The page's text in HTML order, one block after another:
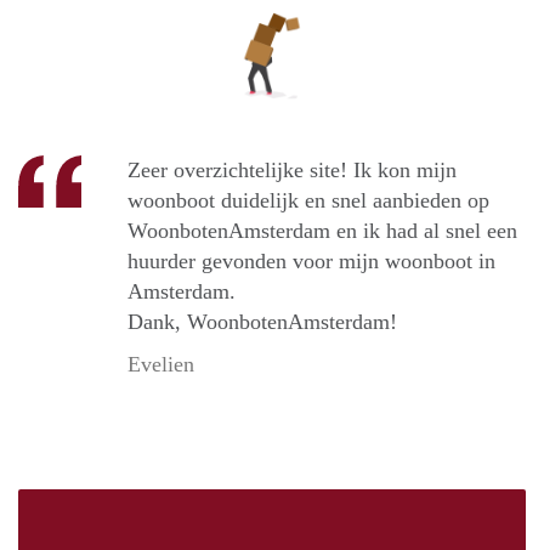
Zeer overzichtelijke site! Ik kon mijn
woonboot duidelijk en snel aanbieden op
WoonbotenAmsterdam en ik had al snel een
huurder gevonden voor mijn woonboot in
Amsterdam.
Dank, WoonbotenAmsterdam!
Evelien